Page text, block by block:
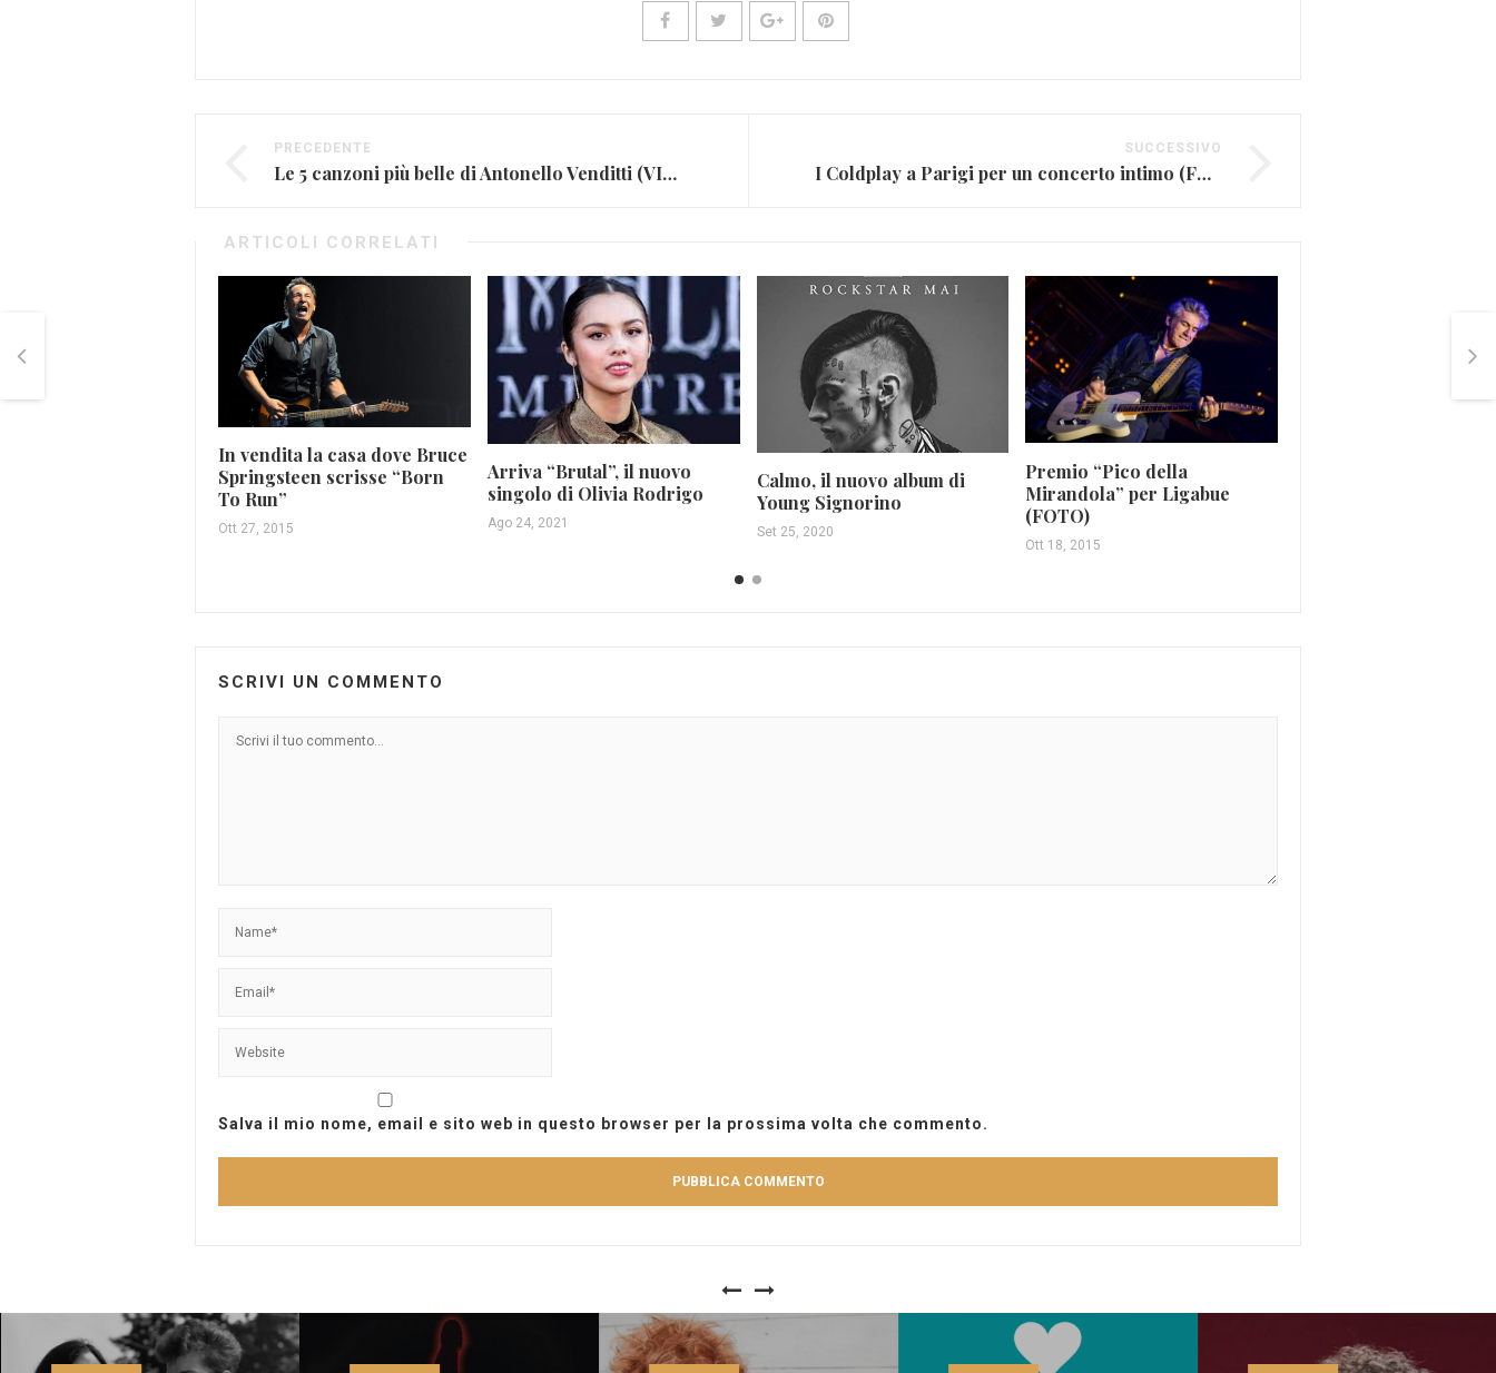
PRECEDENTE
Le 5 canzoni più belle di Antonello Venditti (VIDEO)
SUCCESSIVO
I Coldplay a Parigi per un concerto intimo (FOTO)
ARTICOLI CORRELATI
In vendita la casa dove Bruce
Springsteen scrisse “Born
To Run”
Ott 27, 2015
Arriva “Brutal”, il nuovo
singolo di Olivia Rodrigo
Ago 24, 2021
Calmo, il nuovo album di
Young Signorino
Set 25, 2020
Premio “Pico della
Mirandola” per Ligabue
(FOTO)
Ott 18, 2015
SCRIVI UN COMMENTO
Salva il mio nome, email e sito web in questo browser per la prossima volta che commento.